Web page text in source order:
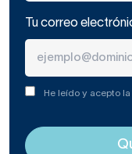
Tu correo
He leído y acepto la